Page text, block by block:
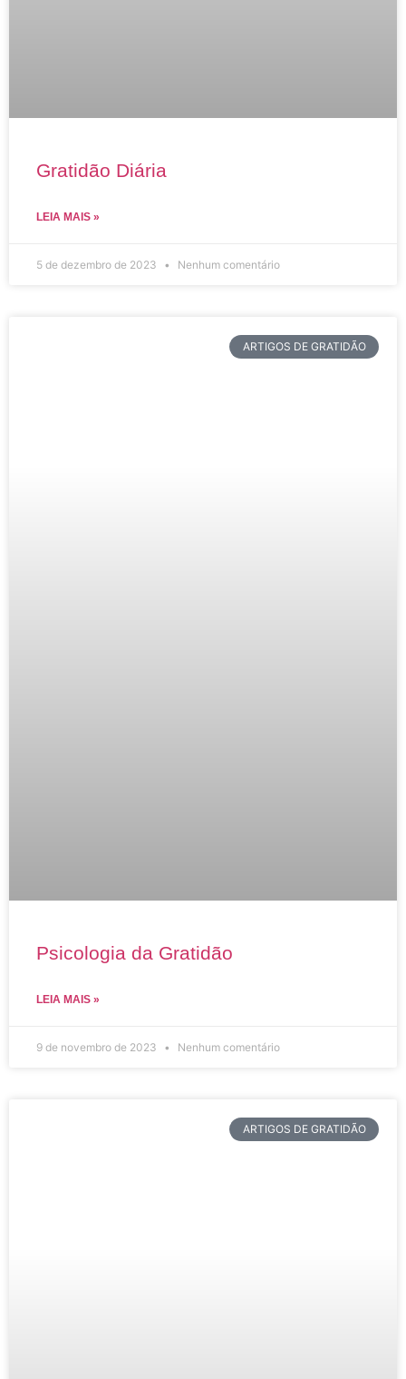
Gratidão Diária
LEIA MAIS »
5 de dezembro de 2023 Nenhum comentário
ARTIGOS DE GRATIDÃO
Psicologia da Gratidão
LEIA MAIS »
9 de novembro de 2023 Nenhum comentário
ARTIGOS DE GRATIDÃO